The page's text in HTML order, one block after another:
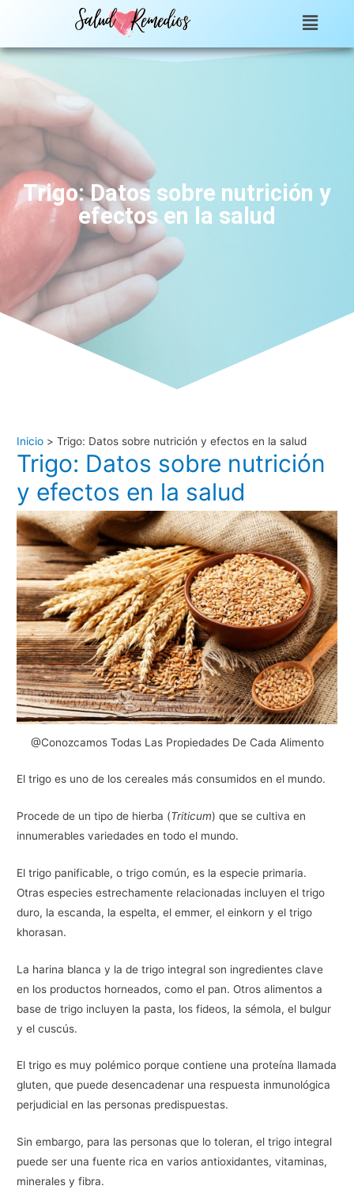
Trigo: Datos sobre nutrición y
efectos en la salud
Inicio Trigo: Datos sobre nutrición y efectos en la salud
Trigo: Datos sobre nutrición
y efectos en la salud
@Conozcamos Todas Las Propiedades De Cada Alimento
El trigo es uno de los cereales más consumidos en el mundo.
Procede de un tipo de hierba (Triticum) que se cultiva en
innumerables variedades en todo el mundo.
El trigo panificable, o trigo común, es la especie primaria.
Otras especies estrechamente relacionadas incluyen el trigo
duro, la escanda, la espelta, el emmer, el einkorn y el trigo
khorasan.
La harina blanca y la de trigo integral son ingredientes clave
en los productos horneados, como el pan. Otros alimentos a
base de trigo incluyen la pasta, los fideos, la sémola, el bulgur
y el cuscús.
El trigo es muy polémico porque contiene una proteína llamada
gluten, que puede desencadenar una respuesta inmunológica
perjudicial en las personas predispuestas.
Sin embargo, para las personas que lo toleran, el trigo integral
puede ser una fuente rica en varios antioxidantes, vitaminas,
minerales y fibra.